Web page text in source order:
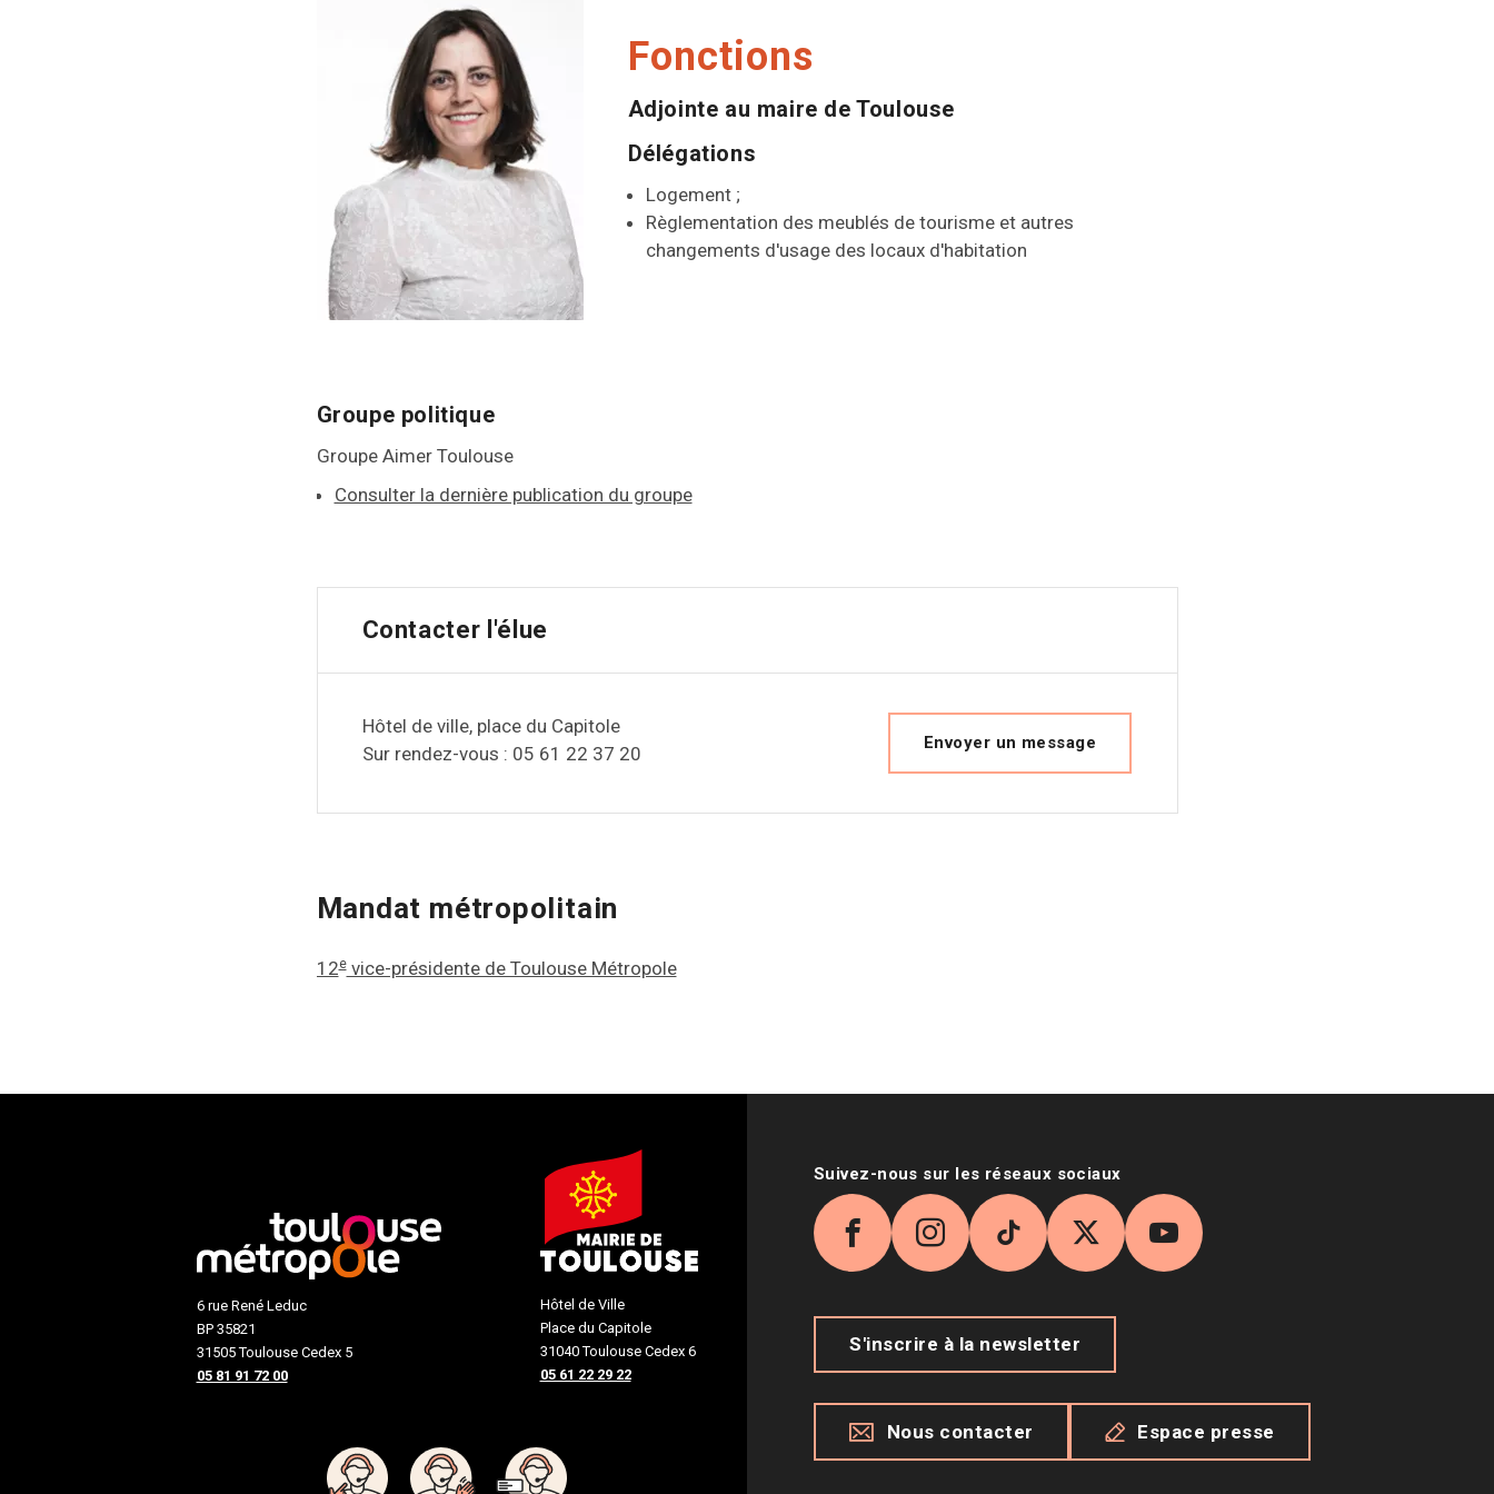
Fonctions
Adjointe au maire de Toulouse
Délégations
Logement ;
Règlementation des meublés de tourisme et autres
changements d'usage des locaux d'habitation
Groupe politique
Groupe Aimer Toulouse
Consulter la dernière publication du groupe
Contacter l'élue
Hôtel de ville, place du Capitole
Sur rendez-vous : 05 61 22 37 20
Envoyer un message
Mandat métropolitain
12evice-présidente de Toulouse Métropole
6 rue René Leduc
BP 35821
31505 Toulouse Cedex 5
05 81 91 72 00
Hôtel de Ville
Place du Capitole
31040 Toulouse Cedex 6
05 61 22 29 22
Suivez-nous sur les réseaux sociaux
FacebookInstagram
TikTokX YouTube
S'inscrire à la newsletter
Nous contacter Espace presse